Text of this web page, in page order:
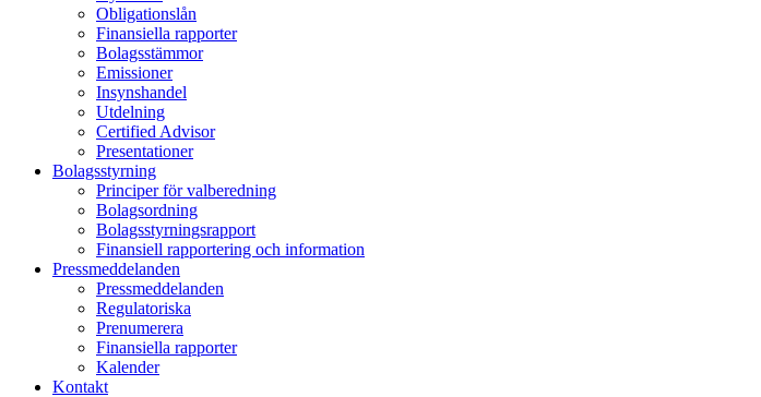
Obligationslån
Finansiella rapporter
Bolagsstämmor
Emissioner
Insynshandel
Utdelning
Certified Advisor
Presentationer
Bolagsstyrning
Principer för valberedning
Bolagsordning
Bolagsstyrningsrapport
Finansiell rapportering och information
Pressmeddelanden
Pressmeddelanden
Regulatoriska
Prenumerera
Finansiella rapporter
Kalender
Kontakt